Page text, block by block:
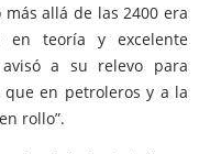
allá de las 2400 era
en teoría y excelente
a su relevo para
en petroleros y a la
rollo”.